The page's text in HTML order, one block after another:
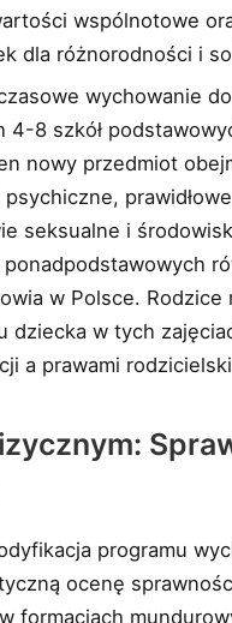
wspólnotowe
dla różnorodności i
wychowanie
4-8 szkół
nowy przedmiot
seksualne i
w Polsce. Rodzice
dziecka w tych
a prawami
programu
ocenę
formacjach